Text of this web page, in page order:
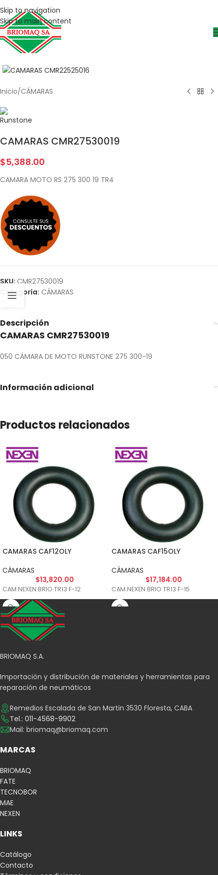
Skip to navigation
Skip to main content
Inicio/CÁMARAS
CAMARAS CMR27530019
$5,388.00
CAMARA MOTO RS 275 300 19 TR4
SKU: CMR27530019
Categoría: CÁMARAS
Descripción
CAMARAS CMR27530019
050 CÁMARA DE MOTO RUNSTONE 275 300-19
Información adicional
Productos relacionados
CAMARAS CAF12OLY
CÁMARAS
$13,820.00
CAM.NEXEN BRIO TR13 F-12
CAMARAS CAF15OLY
CÁMARAS
$17,184.00
CAM.NEXEN BRIO TR13 F-15
BRIOMAQ S.A.
Importación y distribución de materiales y herramientas para
reparación de neumáticos
Remedios Escalada de San Martin 3530 Floresta, CABA
Tel.: 011-4568-9902
Mail: briomaq@briomaq.com
MARCAS
BRIOMAQ
FATE
TECNOBOR
MAE
NEXEN
LINKS
Catálogo
Contacto